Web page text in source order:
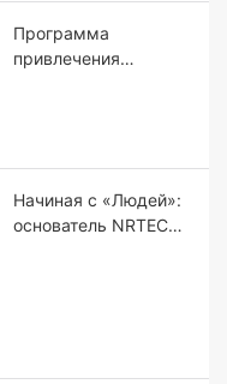
Программа
привлечения
Начиная с «Людей»:
основатель NRTEC